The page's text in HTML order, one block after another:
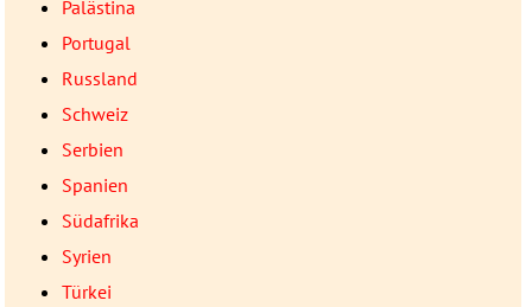
Palästina
Portugal
Russland
Schweiz
Serbien
Spanien
Südafrika
Syrien
Türkei